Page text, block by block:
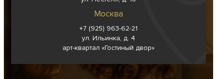
Москва
+7 (925) 963-62-21
ул. Ильинка, д. 4
арт-квартал «Гостиный двор»